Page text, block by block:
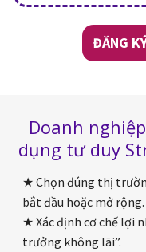
ĐĂNG
Doanh
dụng tư duy
★ Chọn đúng thị
bắt đầu hoặc mở rộng.
★ Xác định cơ chế lợi
trưởng không lãi”.